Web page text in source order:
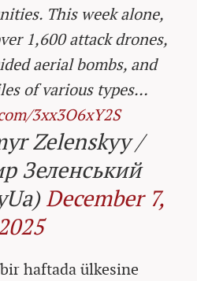
This week alone,
1,600 attack drones,
aerial bombs, and
of various types…
3xx3O6xY2S
Zelenskyy /
Зеленський
December 7,
haftada ülkesine